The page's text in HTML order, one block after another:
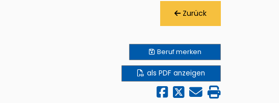
Zurück
Berufmerken
als PDF anzeigen